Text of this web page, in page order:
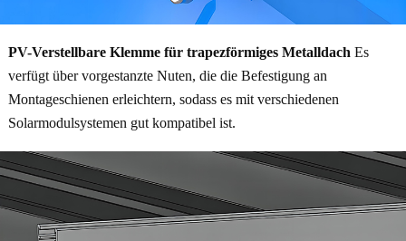
PV-Verstellbare Klemme für trapezförmiges Metalldach Es
verfügt über vorgestanzte Nuten, die die Befestigung an
Montageschienen erleichtern, sodass es mit verschiedenen
Solarmodulsystemen gut kompatibel ist.